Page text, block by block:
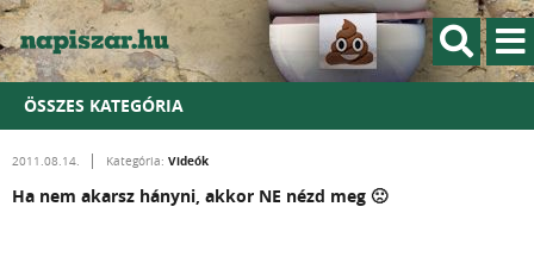
ÖSSZES KATEGÓRIA
2011.08.14. Kategória: Videók
Ha nem akarsz hányni, akkor NE nézd meg 🙁